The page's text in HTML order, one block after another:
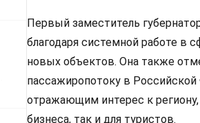
Первый заместитель
благодаря системной работе в
новых объектов. Она также
пассажиропотоку в
отражающим интерес к
бизнеса, так и для туристов.